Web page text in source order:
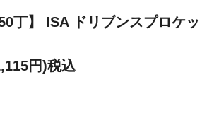
丁】 ISA ドリブンスプロケッ
円)税込